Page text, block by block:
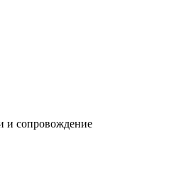
и сопровождение